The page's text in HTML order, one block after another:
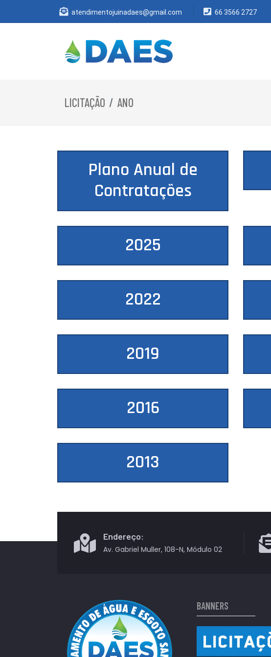
atendimentojuinadaes@gmail.com 66 3566 2727
LICITAÇÃO ANO
Plano Anual de
Contratações
2025
2022
2019
2016
2013
Endereço:
Av. Gabriel Muller, 108-N, Módulo 02
BANNERS